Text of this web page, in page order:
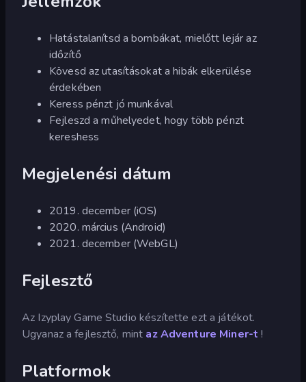
Hatástalanítsd a bombákat, mielőtt lejár az
időzítő
Kövesd az utasításokat a hibák elkerülése
érdekében
Keress pénzt jó munkával
Fejleszd a műhelyedet, hogy több pénzt
kereshess
Megjelenési dátum
2019. december (iOS)
2020. március (Android)
2021. december (WebGL)
Fejlesztő
Az Izyplay Game Studio készítette ezt a játékot.
Ugyanaz a fejlesztő, mint az Adventure Miner-t !
Platformok